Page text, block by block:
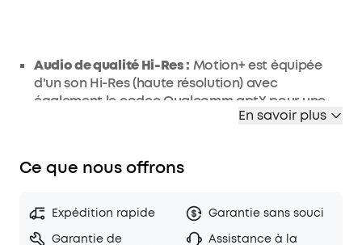
Audio de qualité Hi-Res : Motion+ est équipée
d'un son Hi-Res (haute résolution) avec
également le codec Qualcomm aptX pour une
connexion Bluetooth fluide sans perte de qualité.
tweeters à ultra haute fréquence, de woofers en
néodyme et de radiateurs passifs, l'enceinte
30 W de son riche. Les basses fréquences sont en
plus améliorées en temps réel grâce à notre
En savoir plus
Ce que nous offrons
Expédition rapide
Garantie sans souci
Garantie de
Assistance à la